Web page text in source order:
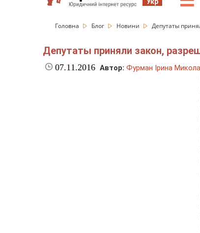
Головна Блог Новини Депутаты
Депутаты приняли закон,
07.11.2016 Автор: Фурман Ірина